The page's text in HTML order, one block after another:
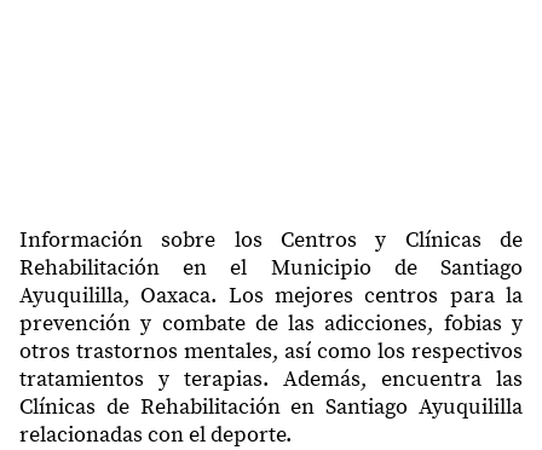
Información sobre los Centros y Clínicas de
Rehabilitación en el Municipio de Santiago
Ayuquililla, Oaxaca. Los mejores centros para la
prevención y combate de las adicciones, fobias y
otros trastornos mentales, así como los respectivos
tratamientos y terapias. Además, encuentra las
Clínicas de Rehabilitación en Santiago Ayuquililla
relacionadas con el deporte.